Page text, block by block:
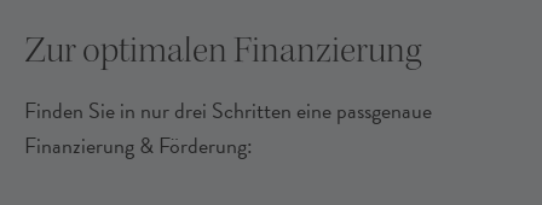
Zur optimalen Finanzierung
Finden Sie in nur drei Schritten eine passgenaue
Finanzierung & Förderung: